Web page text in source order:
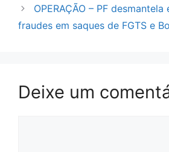
OPERAÇÃO – PF desmantela
fraudes em saques de FGTS e
Deixe um